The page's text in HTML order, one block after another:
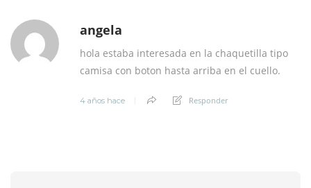
angela
hola estaba interesada en la chaquetilla tipo
camisa con boton hasta arriba en el cuello.
4 años hace Responder